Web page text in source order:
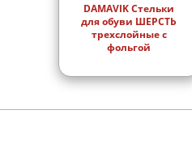
DAMAVIK Стельки
для обуви ШЕРСТЬ
трехслойные с
фольгой